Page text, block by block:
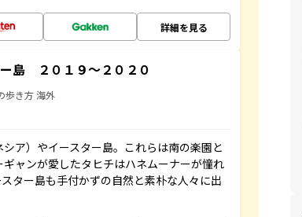
詳細を見る
島 ２０１９～２０２０
歩き方 海外
ア）やイースター島。これらは南の楽園と
ャンが愛したタヒチはハネムーナーが憧れ
ター島も手付かずの自然と素朴な人々に出